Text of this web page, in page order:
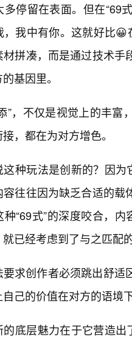
停留在表面。但在“69
，我中有你。这就好比
拼凑，而是通过技术
基因里。
”，不仅是视觉上的丰
，都在为对方增色。
这种玩法是创新的？因为
往往因为缺乏合适的
种“69式”的深度咬合，
已经考虑到了与之匹配
求创作者必须跳出舒适
己的价值在对方的语境
底层魅力在于它营造出